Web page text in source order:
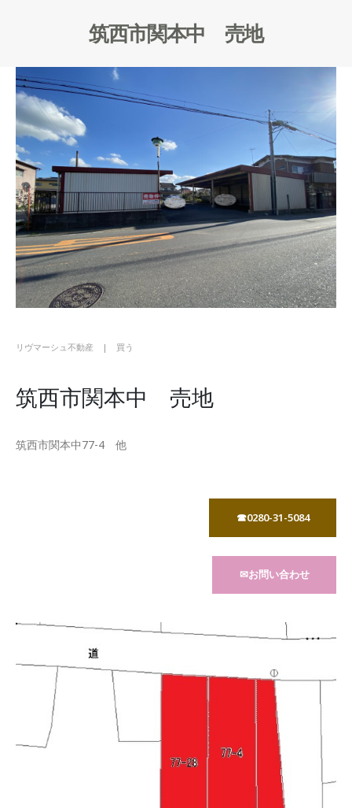
筑西市関本中 売地
リヴマーシュ不動産 買う
筑西市関本中 売地
筑西市関本中77-4 他
☎0280-31-5084
✉お問い合わせ